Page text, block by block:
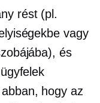
rést (pl.
vagy
és
hogy az